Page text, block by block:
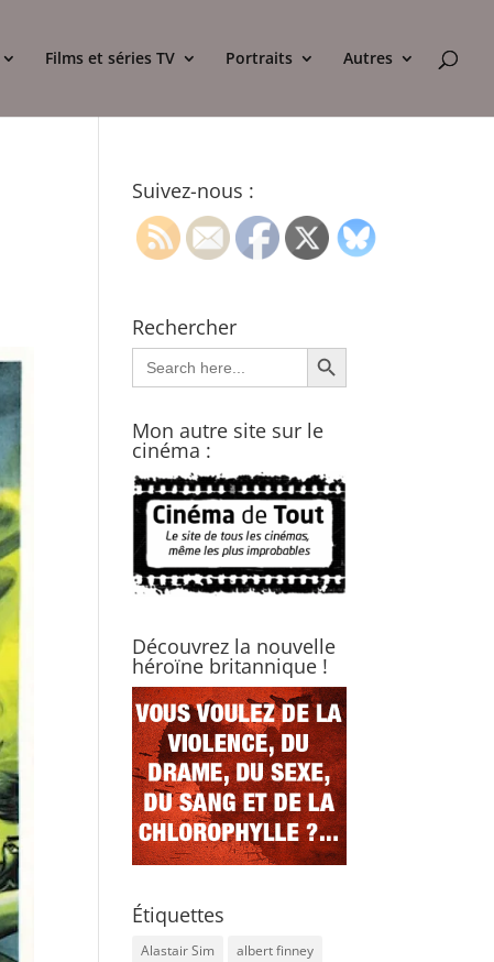
Films et séries TV Portraits Autres
Suivez-nous :
Rechercher
Search
for:
Search Button
Mon autre site sur le
cinéma :
Découvrez la nouvelle
héroïne britannique !
Étiquettes
Alastair Sim
albert finney